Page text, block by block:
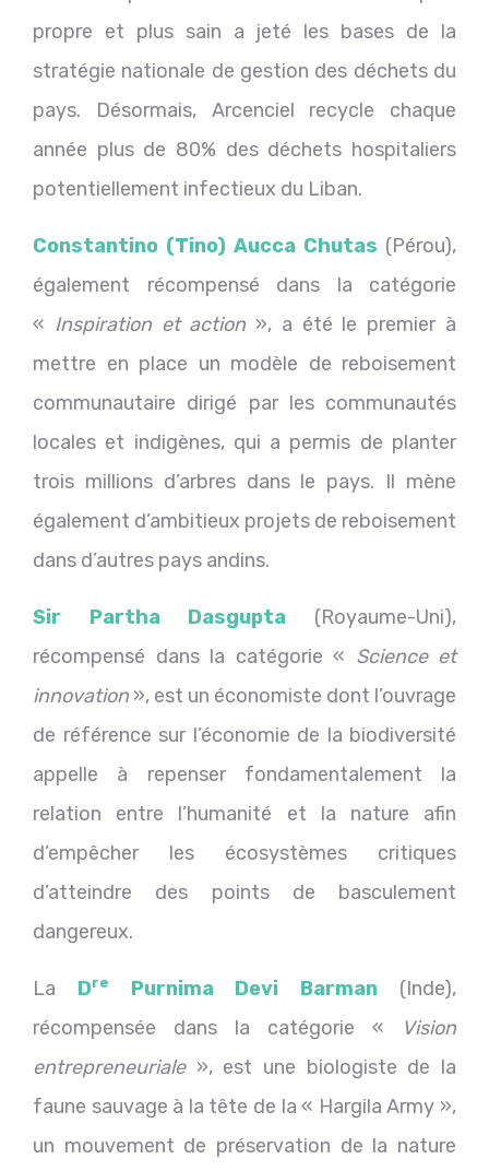
propre et plus sain a jeté les bases de la
stratégie nationale de gestion des déchets du
pays. Désormais, Arcenciel recycle chaque
année plus de 80% des déchets hospitaliers
potentiellement infectieux du Liban.
Constantino (Tino) Aucca Chutas (Pérou),
également récompensé dans la catégorie
« Inspiration et action », a été le premier à
mettre en place un modèle de reboisement
communautaire dirigé par les communautés
locales et indigènes, qui a permis de planter
trois millions d’arbres dans le pays. Il mène
également d’ambitieux projets de reboisement
dans d’autres pays andins.
Sir Partha Dasgupta (Royaume-Uni),
récompensé dans la catégorie « Science et
innovation », est un économiste dont l’ouvrage
de référence sur l’économie de la biodiversité
appelle à repenser fondamentalement la
relation entre l’humanité et la nature afin
d’empêcher les écosystèmes critiques
d’atteindre des points de basculement
dangereux.
La Dre Purnima Devi Barman
(Inde),
récompensée dans la catégorie «
Vision
entrepreneuriale», est une biologiste de la
faune sauvage à la tête de la « Hargila Army »,
un mouvement de préservation de la nature